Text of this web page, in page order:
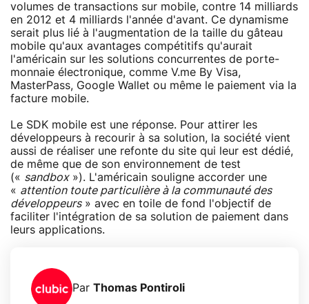
volumes de transactions sur mobile, contre 14 milliards
en 2012 et 4 milliards l'année d'avant. Ce dynamisme
serait plus lié à l'augmentation de la taille du gâteau
mobile qu'aux avantages compétitifs qu'aurait
l'américain sur les solutions concurrentes de porte-
monnaie électronique, comme V.me By Visa,
MasterPass, Google Wallet ou même le paiement via la
facture mobile.
Le SDK mobile est une réponse. Pour attirer les
développeurs à recourir à sa solution, la société vient
aussi de réaliser une refonte du site qui leur est dédié,
de même que de son environnement de test
(« sandbox»). L'américain souligne accorder une
« attention toute particulière à la communauté des
développeurs» avec en toile de fond l'objectif de
faciliter l'intégration de sa solution de paiement dans
leurs applications.
Par Thomas Pontiroli